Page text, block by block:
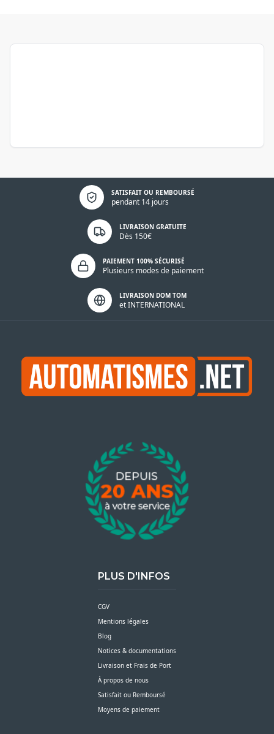
SATISFAIT OU REMBOURSÉ
pendant 14 jours
Politique de confidentialité
LIVRAISON GRATUITE
Dès 150€
PAIEMENT 100% SÉCURISÉ
Plusieurs modes de paiement
LIVRAISON DOM TOM
et INTERNATIONAL
PLUS D'INFOS
CGV
Mentions légales
Blog
Notices & documentations
Livraison et Frais de Port
À propos de nous
Satisfait ou Remboursé
Moyens de paiement